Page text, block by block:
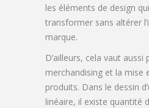
les éléments de design
transformer sans altérer
marque.
D’ailleurs, cela vaut aussi
merchandising et la mise
produits. Dans le dessin
linéaire, il existe quantité